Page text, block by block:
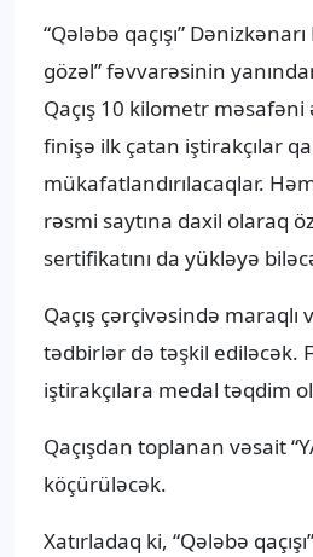
“Qələbə qaçışı”
gözəl” fəvvarəsinin
Qaçış 10 kilometr
finişə ilk çatan iştirakçılar
mükafatlandırılacaqlar.
rəsmi saytına daxil olaraq
sertifikatını da yükləyə
Qaçış çərçivəsində maraqlı
tədbirlər də təşkil ediləcək.
iştirakçılara medal təqdim
Qaçışdan toplanan vəsait
köçürüləcək.
Xatırladaq ki, “Qələbə